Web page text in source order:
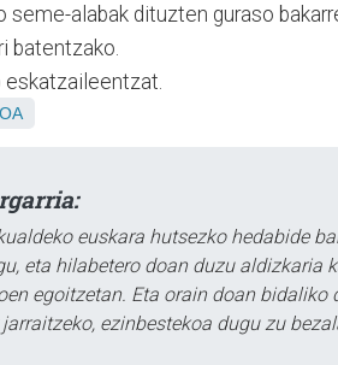
seme-alabak dituzten guraso
batentzako.
eskatzaileentzat.
euskara hutsezko hedabide
eta hilabetero doan duzu aldizkaria
egoitzetan. Eta orain doan bidaliko
ezinbestekoa dugu zu